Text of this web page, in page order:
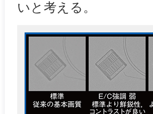
いと考える。